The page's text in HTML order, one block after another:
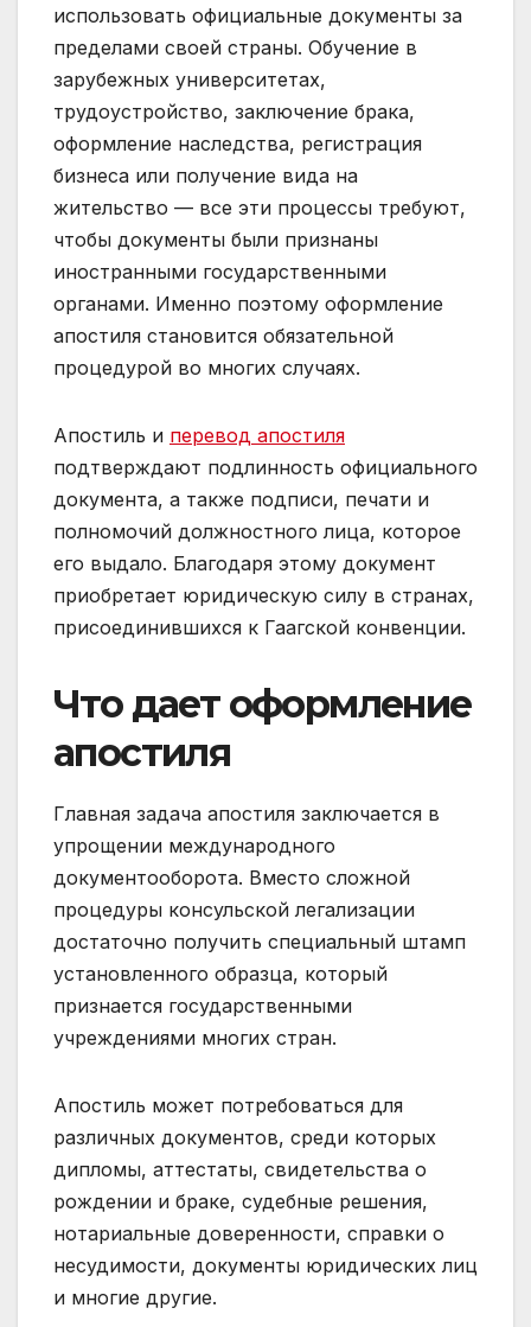
использовать официальные документы за
пределами своей страны. Обучение в
зарубежных университетах,
трудоустройство, заключение брака,
оформление наследства, регистрация
бизнеса или получение вида на
жительство — все эти процессы требуют,
чтобы документы были признаны
иностранными государственными
органами. Именно поэтому оформление
апостиля становится обязательной
процедурой во многих случаях.
Апостиль и перевод апостиля
подтверждают подлинность официального
документа, а также подписи, печати и
полномочий должностного лица, которое
его выдало. Благодаря этому документ
приобретает юридическую силу в странах,
присоединившихся к Гаагской конвенции.
Что дает оформление
апостиля
Главная задача апостиля заключается в
упрощении международного
документооборота. Вместо сложной
процедуры консульской легализации
достаточно получить специальный штамп
установленного образца, который
признается государственными
учреждениями многих стран.
Апостиль может потребоваться для
различных документов, среди которых
дипломы, аттестаты, свидетельства о
рождении и браке, судебные решения,
нотариальные доверенности, справки о
несудимости, документы юридических лиц
и многие другие.